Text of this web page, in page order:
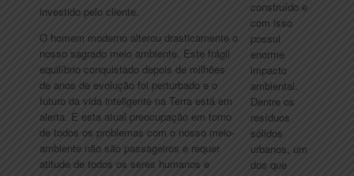
investido pelo cliente.
O homem moderno alterou drasticamente o
nosso sagrado meio ambiente. Este frágil
equilíbrio conquistado depois de milhões
de anos de evolução foi perturbado e o
futuro da vida inteligente na Terra está em
alerta. E esta atual preocupação em torno
de todos os problemas com o nosso meio-
ambiente não são passageiros e requer
atitude de todos os seres humanos e
construído e
com isso
possui
enorme
impacto
ambiental.
Dentre os
resíduos
sólidos
urbanos, um
dos que